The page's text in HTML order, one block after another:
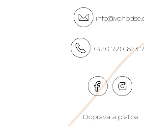
+420 720 623
Doprava a platba